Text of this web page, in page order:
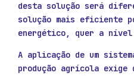
desta solução será
solução mais eficiente
energético, quer a
A aplicação de um
produção agrícola exige